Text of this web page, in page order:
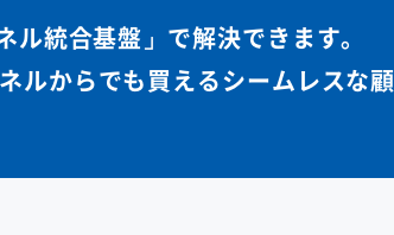
ル統合基盤」で解決できます。
ルからでも買えるシームレスな